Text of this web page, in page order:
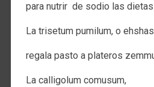
para nutrir de sodio las
La trisetum pumilum, o
regala pasto a plateros
La calligolum comusum,